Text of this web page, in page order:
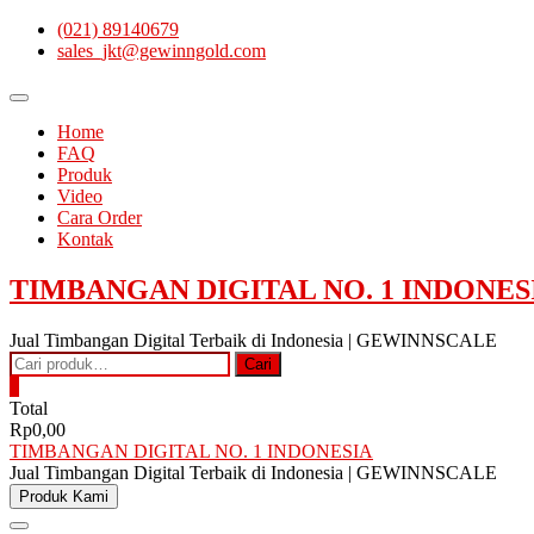
Skip
(021) 89140679
sales_jkt@gewinngold.com
Topbar
Home
FAQ
Produk
Video
Cara Order
Kontak
TIMBANGAN DIGITAL NO. 1
Jual Timbangan Digital Terbaik di Indonesia | GEWINNSCALE
Pencarian
untuk:
Cari
Total
Rp0,00
TIMBANGAN DIGITAL NO. 1 INDONESIA
Jual Timbangan Digital Terbaik di Indonesia | GEWINNSCALE
Produk Kami